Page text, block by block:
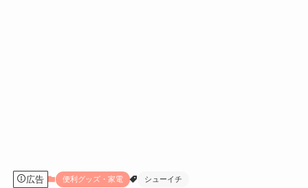
広告 便利グッズ・家電 シューイチ